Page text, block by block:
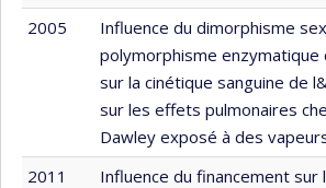
2005
Influence du dimorphisme
polymorphisme enzymatique
sur la cinétique sanguine de
sur les effets pulmonaires
Dawley exposé à des
2011
Influence du financement sur